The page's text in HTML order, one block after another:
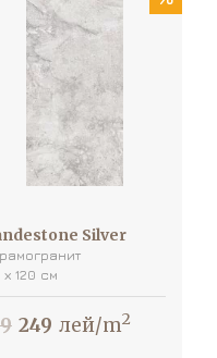
Silver
х 120 см
249 лей/m2